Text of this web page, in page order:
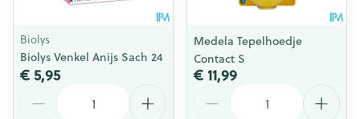
Biolys
Biolys Venkel Anijs Sach 24
€ 5,95
Medela Tepelhoedje
Contact S
€ 11,99